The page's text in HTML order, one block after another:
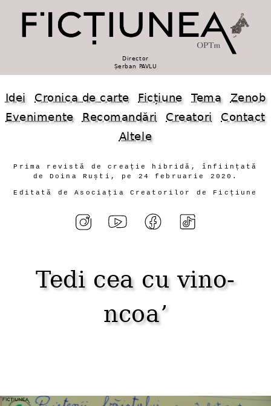
Director
Șerban PAVLU
Idei Cronica de carte Ficțiune Tema
Zenob
Evenimente
Recomandări Creatori
Contact
Altele
Prima revistă de creație hibridă, înființată
de Doina Ruști, pe 24 februarie 2020.
Editată de Asociația Creatorilor de Ficțiune
Tedi cea cu vino-
ncoaʼ